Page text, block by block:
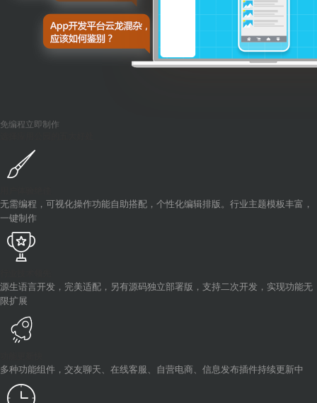
免编程立即制作
无需编程，可视化操作功能自助搭配，个性化编辑排版。行业主题模板丰富，
一键制作
源生语言开发，完美适配，另有源码独立部署版，支持二次开发，实现功能无
限扩展
多种功能组件，交友聊天、在线客服、自营电商、信息发布插件持续更新中